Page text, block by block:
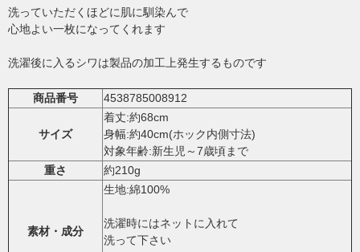
洗っていただくほどに肌に馴染んで
心地よい一枚になってくれます
洗濯後に入るシワは製品の加工上発生するものです
商品番号 4538785008912
サイズ
着丈:約68cm
身幅:約40cm(ホック内側寸法)
対象年齢:新生児～7歳頃まで
重さ
約210g
素材・成分
生地:綿100%
洗濯時にはネットに入れて
洗って下さい